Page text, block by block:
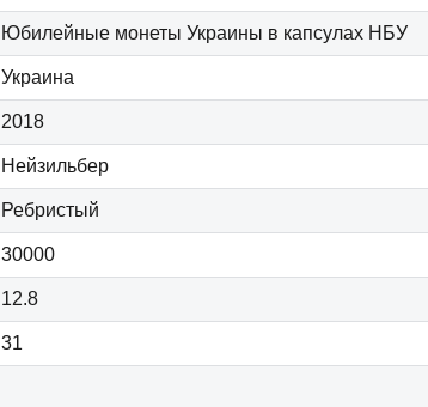
Юбилейные монеты Украины в капсулах НБУ
Украина
2018
Нейзильбер
Ребристый
30000
12.8
31